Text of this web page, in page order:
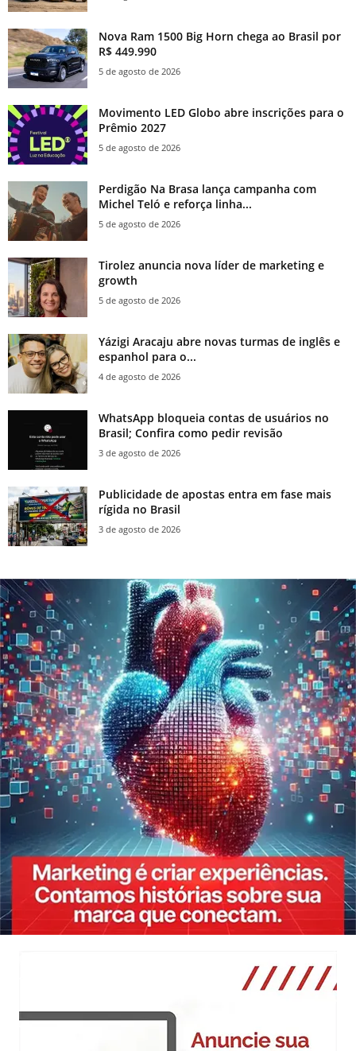
Nova Ram 1500 Big Horn chega ao Brasil por
R$ 449.990
5 de agosto de 2026
Movimento LED Globo abre inscrições para o
Prêmio 2027
5 de agosto de 2026
Perdigão Na Brasa lança campanha com
Michel Teló e reforça linha...
5 de agosto de 2026
Tirolez anuncia nova líder de marketing e
growth
5 de agosto de 2026
Yázigi Aracaju abre novas turmas de inglês e
espanhol para o...
4 de agosto de 2026
WhatsApp bloqueia contas de usuários no
Brasil; Confira como pedir revisão
3 de agosto de 2026
Publicidade de apostas entra em fase mais
rígida no Brasil
3 de agosto de 2026